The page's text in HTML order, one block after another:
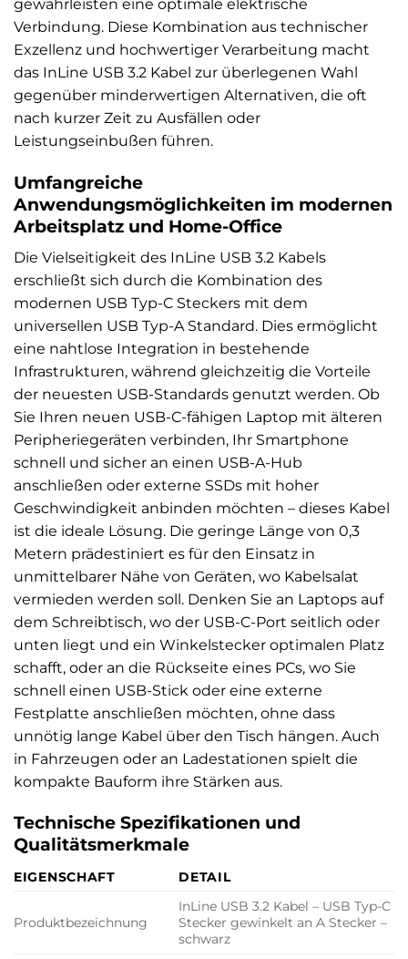
gewährleisten eine optimale elektrische
Verbindung. Diese Kombination aus technischer
Exzellenz und hochwertiger Verarbeitung macht
das InLine USB 3.2 Kabel zur überlegenen Wahl
gegenüber minderwertigen Alternativen, die oft
nach kurzer Zeit zu Ausfällen oder
Leistungseinbußen führen.
Umfangreiche
Anwendungsmöglichkeiten im modernen
Arbeitsplatz und Home-Office
Die Vielseitigkeit des InLine USB 3.2 Kabels
erschließt sich durch die Kombination des
modernen USB Typ-C Steckers mit dem
universellen USB Typ-A Standard. Dies ermöglicht
eine nahtlose Integration in bestehende
Infrastrukturen, während gleichzeitig die Vorteile
der neuesten USB-Standards genutzt werden. Ob
Sie Ihren neuen USB-C-fähigen Laptop mit älteren
Peripheriegeräten verbinden, Ihr Smartphone
schnell und sicher an einen USB-A-Hub
anschließen oder externe SSDs mit hoher
Geschwindigkeit anbinden möchten – dieses Kabel
ist die ideale Lösung. Die geringe Länge von 0,3
Metern prädestiniert es für den Einsatz in
unmittelbarer Nähe von Geräten, wo Kabelsalat
vermieden werden soll. Denken Sie an Laptops auf
dem Schreibtisch, wo der USB-C-Port seitlich oder
unten liegt und ein Winkelstecker optimalen Platz
schafft, oder an die Rückseite eines PCs, wo Sie
schnell einen USB-Stick oder eine externe
Festplatte anschließen möchten, ohne dass
unnötig lange Kabel über den Tisch hängen. Auch
in Fahrzeugen oder an Ladestationen spielt die
kompakte Bauform ihre Stärken aus.
Technische Spezifikationen und
Qualitätsmerkmale
EIGENSCHAFT DETAIL
Produktbezeichnung
InLine USB 3.2 Kabel – USB Typ-C
Stecker gewinkelt an A Stecker –
schwarz